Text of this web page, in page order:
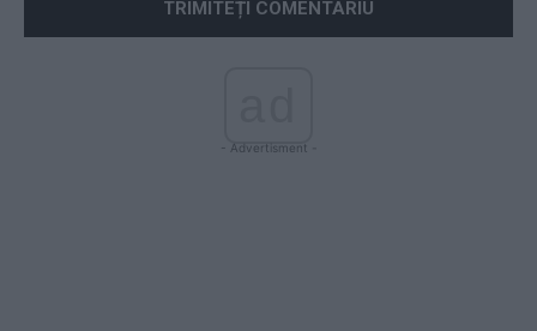
- Advertisment -